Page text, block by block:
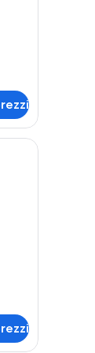
due letti,